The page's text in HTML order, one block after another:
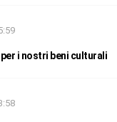
i nostri beni culturali